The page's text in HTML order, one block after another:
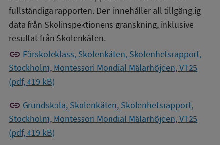
fullständiga rapporten. Den innehåller all tillgänglig
data från Skolinspektionens granskning, inklusive
resultat från Skolenkäten.
link Förskoleklass, Skolenkäten, Skolenhetsrapport,
Stockholm, Montessori Mondial Mälarhöjden, VT25
(pdf, 419 kB)
link Grundskola, Skolenkäten, Skolenhetsrapport,
Stockholm, Montessori Mondial Mälarhöjden, VT25
(pdf, 419 kB)